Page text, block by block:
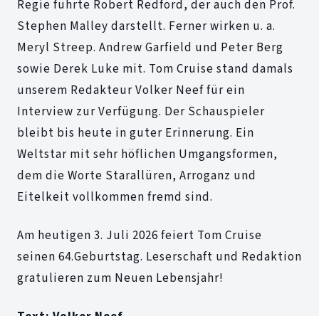
Regie führte Robert Redford, der auch den Prof.
Stephen Malley darstellt. Ferner wirken u. a.
Meryl Streep. Andrew Garfield und Peter Berg
sowie Derek Luke mit. Tom Cruise stand damals
unserem Redakteur Volker Neef für ein
Interview zur Verfügung. Der Schauspieler
bleibt bis heute in guter Erinnerung. Ein
Weltstar mit sehr höflichen Umgangsformen,
dem die Worte Starallüren, Arroganz und
Eitelkeit vollkommen fremd sind.
Am heutigen 3. Juli 2026 feiert Tom Cruise
seinen 64.Geburtstag. Leserschaft und Redaktion
gratulieren zum Neuen Lebensjahr!